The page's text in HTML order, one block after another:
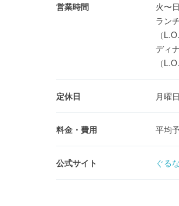
営業時間
火〜日
ラン
（
ディ
（
定休日 月曜日
料金・費用 平均
公式サイト ぐる